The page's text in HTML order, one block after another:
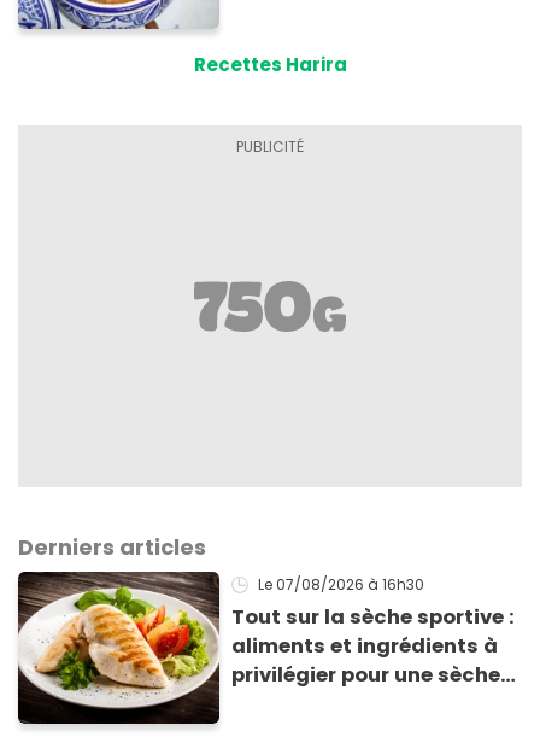
Recettes Harira
Derniers articles
Le 07/08/2026 à 16h30
Tout sur la sèche sportive :
aliments et ingrédients à
privilégier pour une sèche